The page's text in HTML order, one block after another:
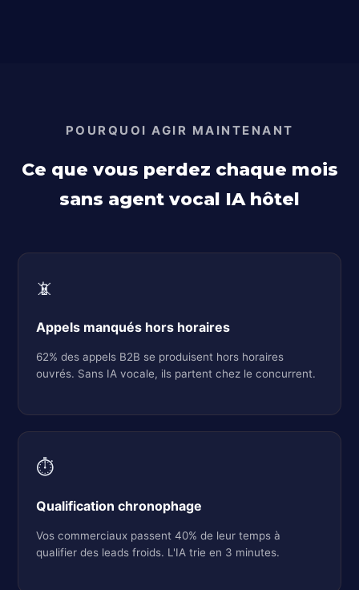
POURQUOI AGIR MAINTENANT
Ce que vous perdez chaque mois
sans agent vocal IA hôtel
📵
Appels manqués hors horaires
62% des appels B2B se produisent hors horaires
ouvrés. Sans IA vocale, ils partent chez le concurrent.
⏱️
Qualification chronophage
Vos commerciaux passent 40% de leur temps à
qualifier des leads froids. L'IA trie en 3 minutes.